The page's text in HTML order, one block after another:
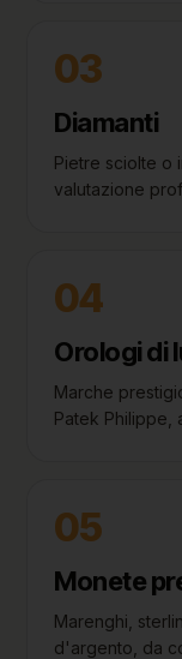
03
Diamanti
Pietre sciolte o
valutazione
04
Orologi di
Marche
Patek Philippe,
05
Monete
Marenghi,
d'argento, da